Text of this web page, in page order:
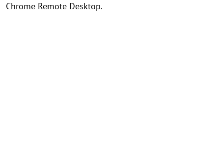
Chrome Remote Desktop.